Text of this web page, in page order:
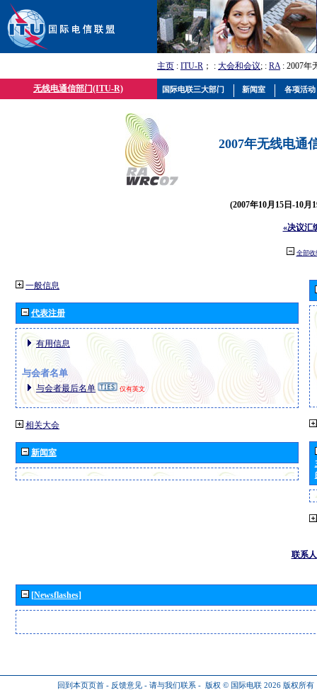
主页 : ITU-R ； : 大会和会议; : RA: 2007年
无线电通信部门(ITU-R)
2007年无线电通
(2007年10月15日-10月
«决议汇
全部收
一般信息
代表注册
有用信息
与会者名单
与会者最后名单 仅有英文
相关大会
新闻室
联系人
[Newsflashes]
回到本页页首 - 反馈意见 - 请与我们联系 - 版权 © 国际电联 2026 版权所有
国际电联三大部门 新闻室 各项活动